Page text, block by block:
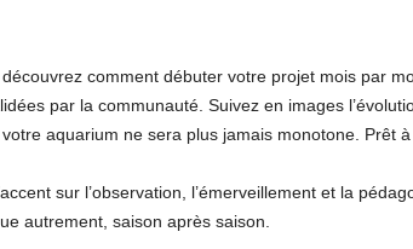
comment débuter votre projet mois par
par la communauté. Suivez en images
aquarium ne sera plus jamais monotone. Prêt
sur l’observation, l’émerveillement et la
autrement, saison après saison.